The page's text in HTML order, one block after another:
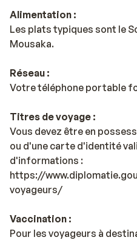
Alimentation :
Les plats typiques sont le
Mousaka.
Réseau :
Votre téléphone portable
Titres de voyage :
Vous devez être en
ou d'une carte d'identité
d'informations :
https://
voyageurs/
Vaccination :
Pour les voyageurs à